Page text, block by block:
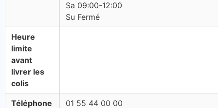
Sa 09:00-12:00
Su Fermé
Heure
limite
avant
livrer les
colis
Téléphone 01 55 44 00 00